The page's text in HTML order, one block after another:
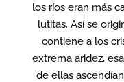
los ríos eran más
lutitas. Así se
contiene a los
extrema aridez,
de ellas